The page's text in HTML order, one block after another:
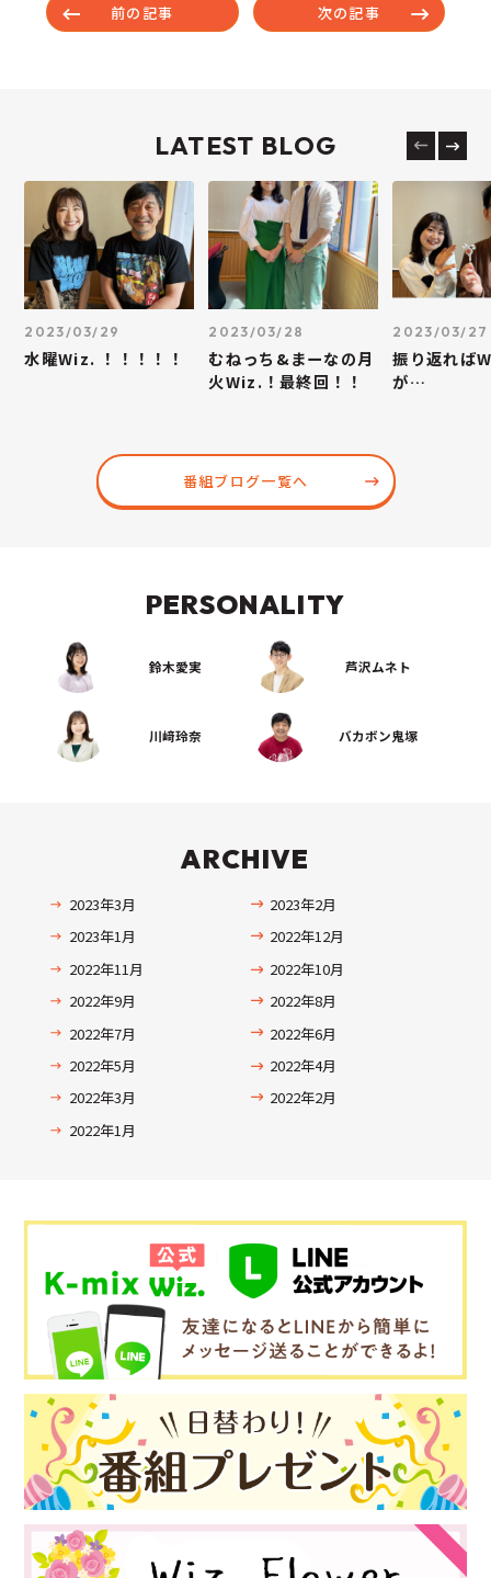
前の記事 次の記事
LATEST BLOG
2023/03/29
水曜Wiz. ！！！！！
2023/03/28
むねっち&まーなの月
火Wiz.！最終回！！
2023/03/27
振り返れば
が…
番組ブログ一覧へ
PERSONALITY
鈴木愛実 芦沢ムネト
川﨑玲奈 バカボン鬼塚
ARCHIVE
2023年3月
2023年2月
2023年1月
2022年12月
2022年11月
2022年10月
2022年9月
2022年8月
2022年7月
2022年6月
2022年5月
2022年4月
2022年3月
2022年2月
2022年1月